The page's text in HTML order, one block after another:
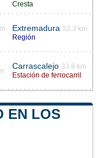
Cresta
Extremadura 32.3 km
Región
Carrascalejo 33.8 km
Estación de ferrocarril
EN LOS